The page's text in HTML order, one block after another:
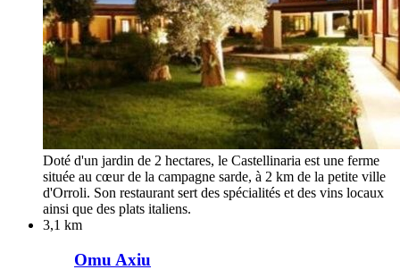
Doté d'un jardin de 2 hectares, le Castellinaria est une ferme
située au cœur de la campagne sarde, à 2 km de la petite ville
d'Orroli. Son restaurant sert des spécialités et des vins locaux
ainsi que des plats italiens.
3,1 km
Omu Axiu